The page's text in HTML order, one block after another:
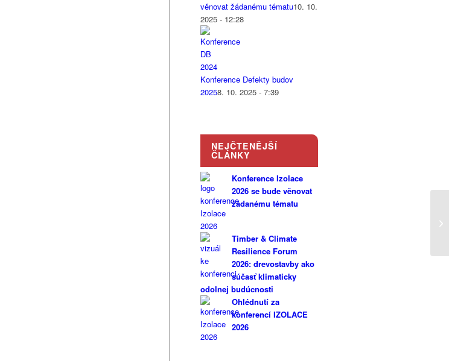
věnovat žádanému tématu10. 10.
2025 - 12:28
Konference Defekty budov
20258. 10. 2025 - 7:39
NEJČTENĚJŠÍ
ČLÁNKY
Konference Izolace
2026 se bude věnovat
žádanému tématu
Timber & Climate
Resilience Forum
2026: drevostavby ako
súčasť klimaticky
odolnej budúcnosti
Ohlédnutí za
konferencí IZOLACE
2026